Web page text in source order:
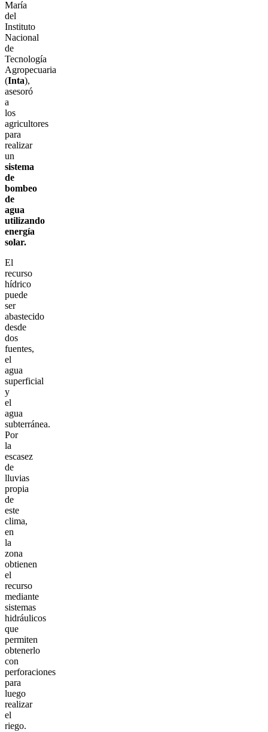
María
del
Instituto
Nacional
de
Tecnología
Agropecuaria
(Inta),
asesoró
a
los
agricultores
para
realizar
un
sistema
de
bombeo
de
agua
utilizando
energía
solar.
El
recurso
hídrico
puede
ser
abastecido
desde
dos
fuentes,
el
agua
superficial
y
el
agua
subterránea.
Por
la
escasez
de
lluvias
propia
de
este
clima,
en
la
zona
obtienen
el
recurso
mediante
sistemas
hidráulicos
que
permiten
obtenerlo
con
perforaciones
para
luego
realizar
el
riego.